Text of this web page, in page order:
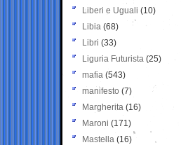
Liberi e Uguali (10)
Libia (68)
Libri (33)
Liguria Futurista (25)
mafia (543)
manifesto (7)
Margherita (16)
Maroni (171)
Mastella (16)